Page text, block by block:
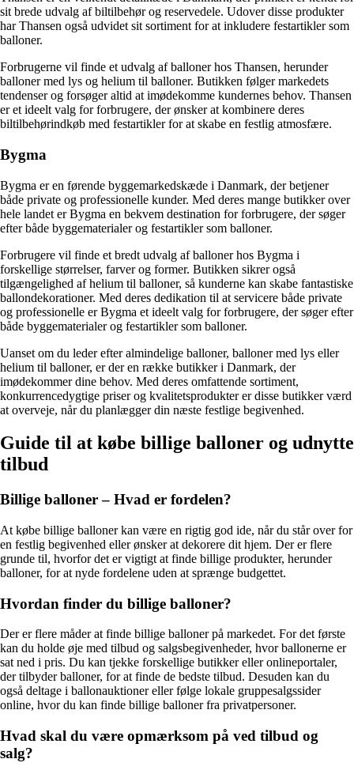
sit brede udvalg af biltilbehør og reservedele. Udover disse produkter
har Thansen også udvidet sit sortiment for at inkludere festartikler som
balloner.
Forbrugerne vil finde et udvalg af balloner hos Thansen, herunder
balloner med lys og helium til balloner. Butikken følger markedets
tendenser og forsøger altid at imødekomme kundernes behov. Thansen
er et ideelt valg for forbrugere, der ønsker at kombinere deres
biltilbehørindkøb med festartikler for at skabe en festlig atmosfære.
Bygma
Bygma er en førende byggemarkedskæde i Danmark, der betjener
både private og professionelle kunder. Med deres mange butikker over
hele landet er Bygma en bekvem destination for forbrugere, der søger
efter både byggematerialer og festartikler som balloner.
Forbrugere vil finde et bredt udvalg af balloner hos Bygma i
forskellige størrelser, farver og former. Butikken sikrer også
tilgængelighed af helium til balloner, så kunderne kan skabe fantastiske
ballondekorationer. Med deres dedikation til at servicere både private
og professionelle er Bygma et ideelt valg for forbrugere, der søger efter
både byggematerialer og festartikler som balloner.
Uanset om du leder efter almindelige balloner, balloner med lys eller
helium til balloner, er der en række butikker i Danmark, der
imødekommer dine behov. Med deres omfattende sortiment,
konkurrencedygtige priser og kvalitetsprodukter er disse butikker værd
at overveje, når du planlægger din næste festlige begivenhed.
Guide til at købe billige balloner og udnytte
tilbud
Billige balloner – Hvad er fordelen?
At købe billige balloner kan være en rigtig god ide, når du står over for
en festlig begivenhed eller ønsker at dekorere dit hjem. Der er flere
grunde til, hvorfor det er vigtigt at finde billige produkter, herunder
balloner, for at nyde fordelene uden at sprænge budgettet.
Hvordan finder du billige balloner?
Der er flere måder at finde billige balloner på markedet. For det første
kan du holde øje med tilbud og salgsbegivenheder, hvor ballonerne er
sat ned i pris. Du kan tjekke forskellige butikker eller onlineportaler,
der tilbyder balloner, for at finde de bedste tilbud. Desuden kan du
også deltage i ballonauktioner eller følge lokale gruppesalgssider
online, hvor du kan finde billige balloner fra privatpersoner.
Hvad skal du være opmærksom på ved tilbud og
salg?